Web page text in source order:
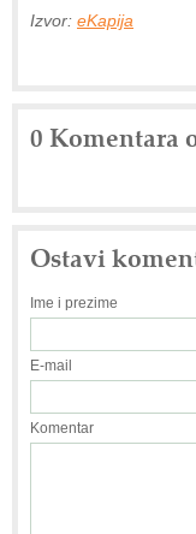
Izvor: eKapija
0 Komentara
Ostavi
Ime i prezime
E-mail
Komentar